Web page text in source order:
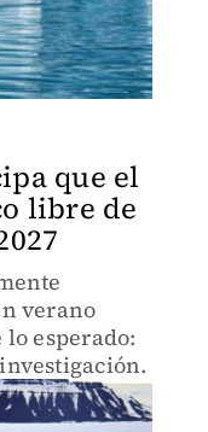
que el
libre de
verano
esperado: